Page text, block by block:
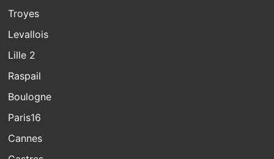
Troyes
Levallois
Lille 2
Raspail
Boulogne
Paris16
Cannes